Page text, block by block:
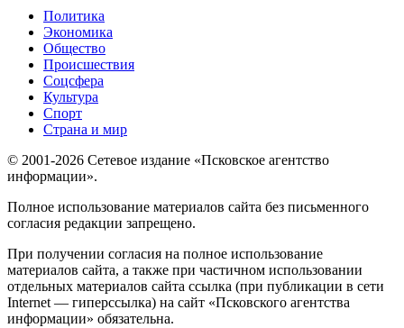
Политика
Экономика
Общество
Происшествия
Соцсфера
Культура
Спорт
Страна и мир
© 2001-2026 Сетевое издание «Псковское агентство
информации».
Полное использование материалов сайта без письменного
согласия редакции запрещено.
При получении согласия на полное использование
материалов сайта, а также при частичном использовании
отдельных материалов сайта ссылка (при публикации в сети
Internet — гиперссылка) на сайт «Псковского агентства
информации» обязательна.